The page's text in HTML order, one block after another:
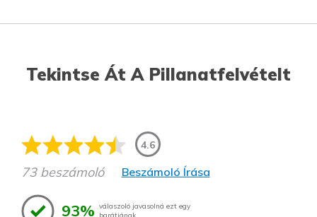
Tekintse Át A Pillanatfelvételt
4.6
73 beszámoló Beszámoló Írása
93% válaszoló javasolná ezt egy